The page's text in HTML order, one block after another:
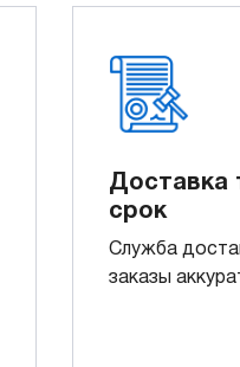
Доставка
срок
Служба
заказы